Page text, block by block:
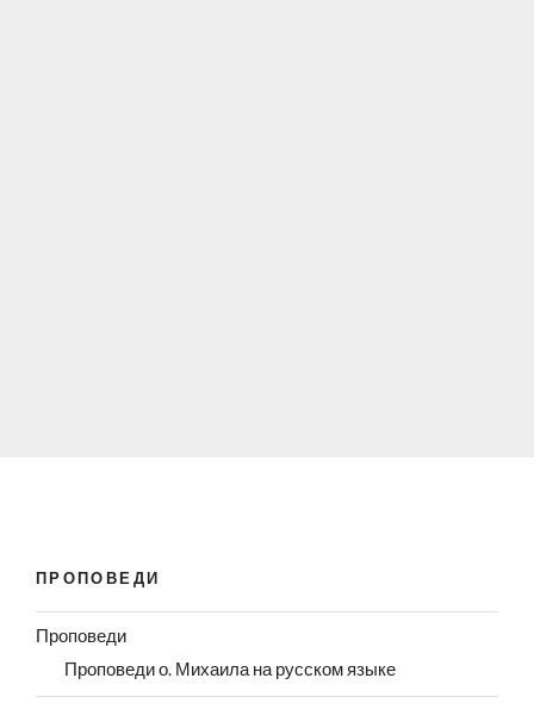
ПРОПОВЕДИ
Проповеди
Проповеди о. Михаила на русском языке